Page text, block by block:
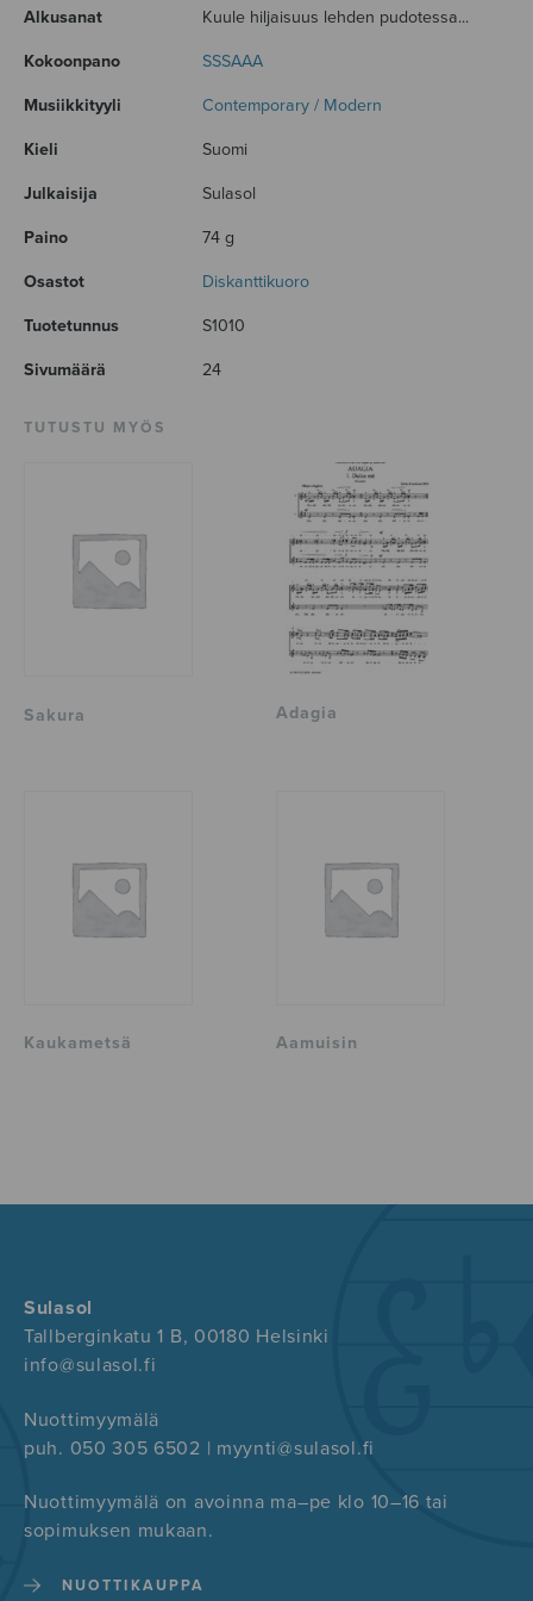
Alkusanat Kuule hiljaisuus lehden pudotessa...
Kokoonpano SSSAAA
Musiikkityyli Contemporary / Modern
Kieli Suomi
Julkaisija Sulasol
Paino 74 g
Osastot Diskanttikuoro
Tuotetunnus S1010
Sivumäärä 24
TUTUSTU MYÖS
Sakura Adagia
Kaukametsä Aamuisin
Sulasol
Tallberginkatu 1 B, 00180 Helsinki
info@sulasol.fi
Nuottimyymälä
puh. 050 305 6502 | myynti@sulasol.fi
Nuottimyymälä on avoinna ma–pe klo 10–16 tai
sopimuksen mukaan.
NUOTTIKAUPPA